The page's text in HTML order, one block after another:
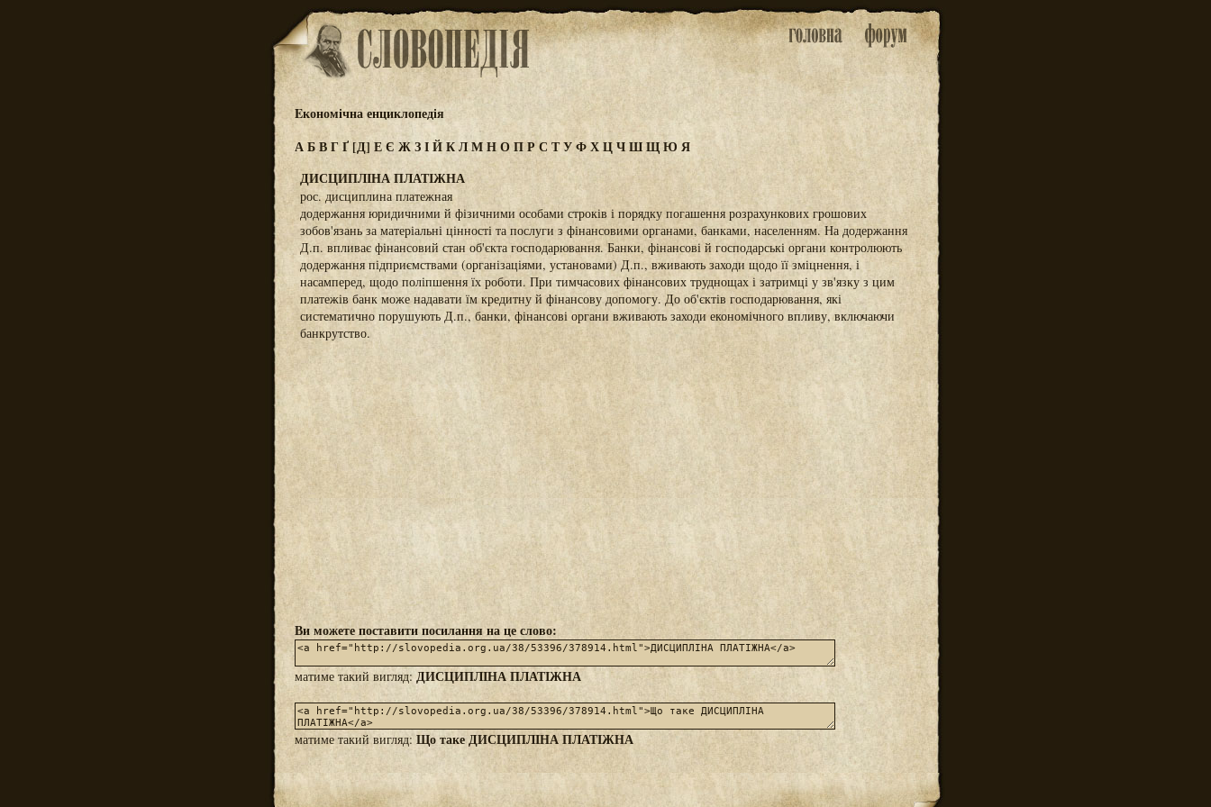
Eкономічна енциклопедія
АБВГҐ [Д] ЕЄ ЖЗІЙКЛМНОПРС ТУФХЦЧШЩЮ Я
ДИСЦИПЛІНА ПЛАТІЖНА
рос. дисциплина платежная
додержання юридичними й фізичними особами строків і порядку погашення розрахункових грошових
зобов'язань за матеріальні цінності та послуги з фінансовими органами, банками, населенням. На додержання
Д.п. впливає фінансовий стан об'єкта господарювання. Банки, фінансові й господарські органи контролюють
додержання підприємствами (організаціями, установами) Д.п., вживають заходи щодо її зміцнення, і
насамперед, щодо поліпшення їх роботи. При тимчасових фінансових труднощах і затримці у зв'язку з цим
платежів банк може надавати їм кредитну й фінансову допомогу. До об'єктів господарювання, які
систематично порушують Д.п., банки, фінансові органи вживають заходи економічного впливу, включаючи
банкрутство.
Ви можете поставити посилання на це слово:
матиме такий вигляд: ДИСЦИПЛІНА ПЛАТІЖНА
матиме такий вигляд: Що таке ДИСЦИПЛІНА ПЛАТІЖНА